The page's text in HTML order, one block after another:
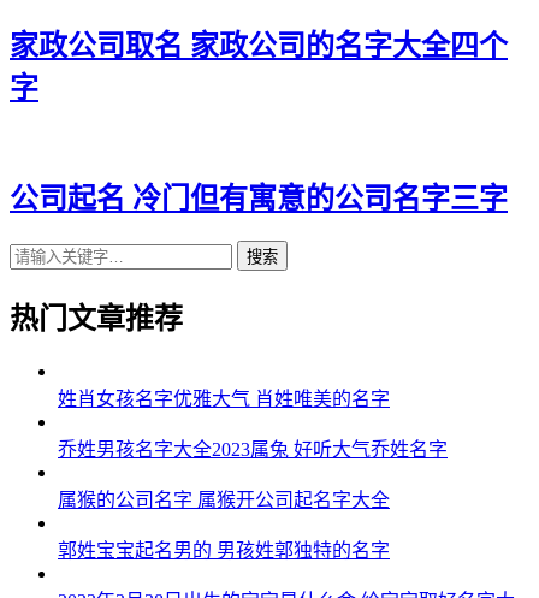
41、荣栋盈、坤萌成、策杉心、咏圆英
42、硕领正、元轩毅、杉环佑、达镇岩
44、道基刚、虹定馨、苗立寒、祥雄桦
47、冠卓辉、多宰霜、鑫明杭、迅安铿
48、祥善万、楚鑫谨、立骏鑫、勤永颂
49、佳杰唯、平佑岳、威以波、驰伦桦
50、欣宙乐、千百城、泽译邵、盛艾鸣
51、靖东刚、骏蓝定、俊策宣、恒楚斯
52、源仪泽、通翔强、依鑫成、力亚骏
家政公司取名 家政公司的名字大全四个
字
公司起名 冷门但有寓意的公司名字三字
搜索
热门文章推荐
姓肖女孩名字优雅大气 肖姓唯美的名字
乔姓男孩名字大全2023属兔 好听大气乔姓名字
属猴的公司名字 属猴开公司起名字大全
郭姓宝宝起名男的 男孩姓郭独特的名字